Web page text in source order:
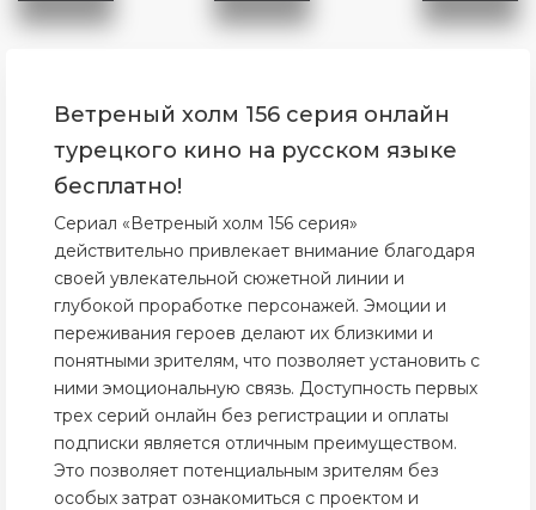
Ветреный холм 156 серия онлайн
турецкого кино на русском языке
бесплатно!
Сериал «Ветреный холм 156 серия»
действительно привлекает внимание благодаря
своей увлекательной сюжетной линии и
глубокой проработке персонажей. Эмоции и
переживания героев делают их близкими и
понятными зрителям, что позволяет установить с
ними эмоциональную связь. Доступность первых
трех серий онлайн без регистрации и оплаты
подписки является отличным преимуществом.
Это позволяет потенциальным зрителям без
особых затрат ознакомиться с проектом и